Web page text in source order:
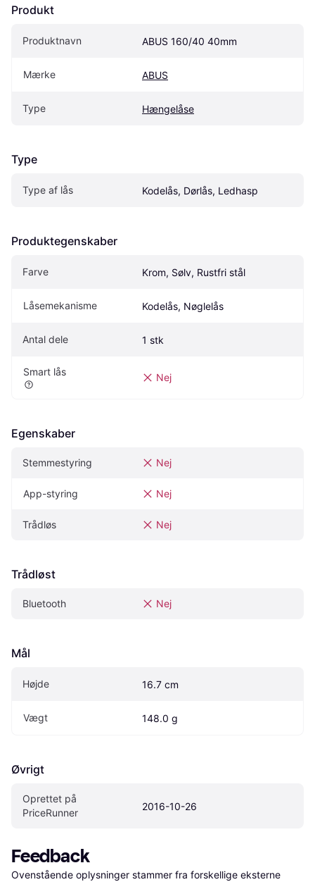
Produkt
Produktnavn ABUS 160/40 40mm
Mærke ABUS
Type Hængelåse
Type
Type af lås Kodelås, Dørlås, Ledhasp
Produktegenskaber
Farve Krom, Sølv, Rustfri stål
Låsemekanisme Kodelås, Nøglelås
Antal dele 1 stk
Smart lås Nej
Egenskaber
Stemmestyring Nej
App-styring Nej
Trådløs Nej
Trådløst
Bluetooth Nej
Mål
Højde 16.7 cm
Vægt 148.0 g
Øvrigt
Oprettet på
PriceRunner
2016-10-26
Feedback
Ovenstående oplysninger stammer fra forskellige eksterne